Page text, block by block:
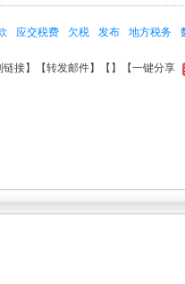
应交税费 欠税 发布 地方税务
链接】【转发邮件】【 】 【一键分享